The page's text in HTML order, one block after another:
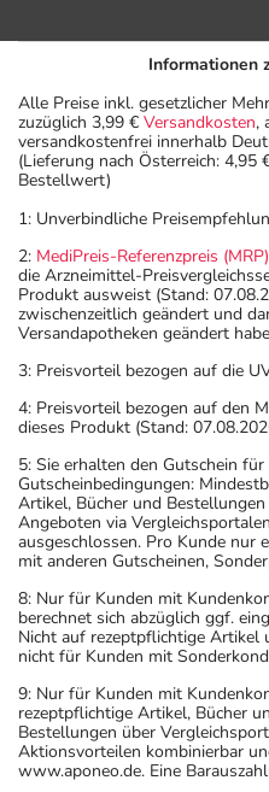
Informationen
Alle Preise inkl. gesetzlicher
zuzüglich 3,99 € Versandkosten,
versandkostenfrei innerhalb
(Lieferung nach Österreich: 4,95
Bestellwert)
1: Unverbindliche
2: MediPreis-Referenzpreis (MRP)
die Arzneimittel-
Produkt ausweist (Stand:
zwischenzeitlich geändert und
Versandapotheken geändert
3: Preisvorteil bezogen auf die
4: Preisvorteil bezogen auf den
dieses Produkt (Stand:
5: Sie erhalten den Gutschein
Gutscheinbedingungen:
Artikel, Bücher und
Angeboten via
ausgeschlossen. Pro Kunde nur
mit anderen Gutscheinen,
8: Nur für Kunden mit
berechnet sich abzüglich ggf.
Nicht auf rezeptpflichtige Artikel
nicht für Kunden mit
9: Nur für Kunden mit
rezeptpflichtige Artikel, Bücher
Bestellungen über
Aktionsvorteilen kombinierbar
www.aponeo.de. Eine